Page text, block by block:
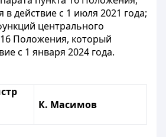
в действие с 1 июля 2021 года;
центрального
Положения, который
с 1 января 2024 года.
К. Масимов